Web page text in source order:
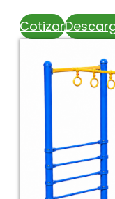
Cotizar